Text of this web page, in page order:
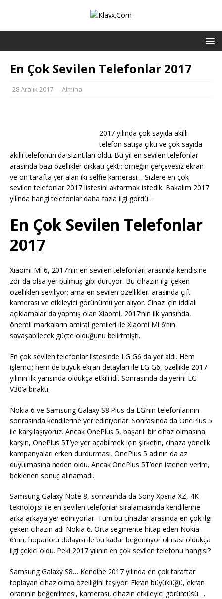
En Çok Sevilen Telefonlar 2017
28 Aralık 2017 Almina
2017 yılında çok sayıda akıllı
telefon satışa çıktı ve çok sayıda
akıllı telefonun da sızıntıları oldu. Bu yıl en sevilen telefonlar
arasında bazı özellikler dikkati çekti; örneğin çerçevesiz ekran
ve ön tarafta yer alan iki selfie kamerası… Sizlere en çok
sevilen telefonlar 2017 listesini aktarmak istedik. Bakalım 2017
yılında hangi telefonlar daha fazla ilgi gördü…
En Çok Sevilen Telefonlar
2017
Xiaomi Mi 6, 2017’nin en sevilen telefonları arasında kendisine
zor da olsa yer bulmuş gibi duruyor. Bu cihazın ilgi çeken
özellikleri seviliyor; ama en sevilen özellikleri arasında çift
kamerası ve etkileyici görünümü yer alıyor. Cihaz için iddialı
açıklamalar da yapmış olan Xiaomi, 2017’nin ilk yarısında,
önemli markaların amiral gemileri ile Xiaomi Mi 6’nın
savaşabilecek güçte olduğunu belirtmişti.
En çok sevilen telefonlar listesinde LG G6 da yer aldı. Hem
işlemci; hem de büyük ekran detayları ile LG G6, özellikle 2017
yılının ilk yarısında oldukça etkili idi. Sonrasında da yerini LG
V30’a bıraktı.
Nokia 6 ve Samsung Galaxy S8 Plus da LG’nin telefonlarının
sonrasında kendilerine yer ediniyorlar. Sonrasında da OnePlus 5
ile karşılaşıyoruz. Ancak OnePlus 5, başarılı bir cihaz olmasına
karşın, OnePlus 5T’ye yer açabilmek için şirketin, cihaza yönelik
kampanyaları erken durdurması, OnePlus 5 adının da az
duyulmasına neden oldu. Ancak OnePlus 5T’den istenen verim,
beklenen sonuç alınamadı.
Samsung Galaxy Note 8, sonrasında da Sony Xperia XZ, 4K
teknolojisi ile en sevilen telefonlar sıralamasında kendilerine
arka arkaya yer ediniyorlar. Tüm bu cihazlar arasında en çok ilgi
çeken cihazın adı Nokia 6. Orta segmente hitap eden Nokia
6’nın, hoparlörü dolayısı ile bu kadar beğeniliyor olması oldukça
ilgi çekici oldu. Peki 2017 yılının en çok sevilen telefonu hangisi?
Samsung Galaxy S8… Kendine 2017 yılında en çok taraftar
toplayan cihaz olma özelliğini taşıyor. Ekran büyüklüğü, ekran
oranının beğenilmesi, kamerası, cihazın etkileyici görüntüsü….